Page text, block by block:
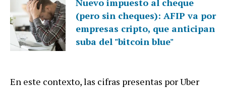
Nuevo impuesto al cheque
(pero sin cheques): AFIP va por
empresas cripto, que anticipan
suba del "bitcoin blue"
En este contexto, las cifras presentas por Uber